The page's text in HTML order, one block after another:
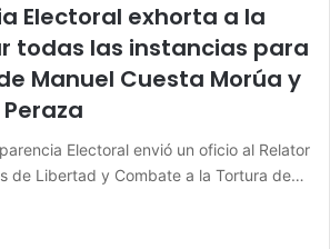
Electoral exhorta a la
todas las instancias para
Manuel Cuesta Morúa y
Electoral envió un oficio al Relator
de Libertad y Combate a la Tortura de…